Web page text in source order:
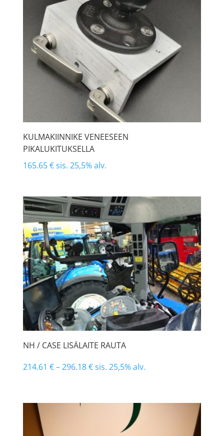
KULMAKIINNIKE VENEESEEN
PIKALUKITUKSELLA
165.65€sis. 25,5% alv.
NH / CASE LISÄLAITE RAUTA
214.61 €–296.18€sis. 25,5% alv.